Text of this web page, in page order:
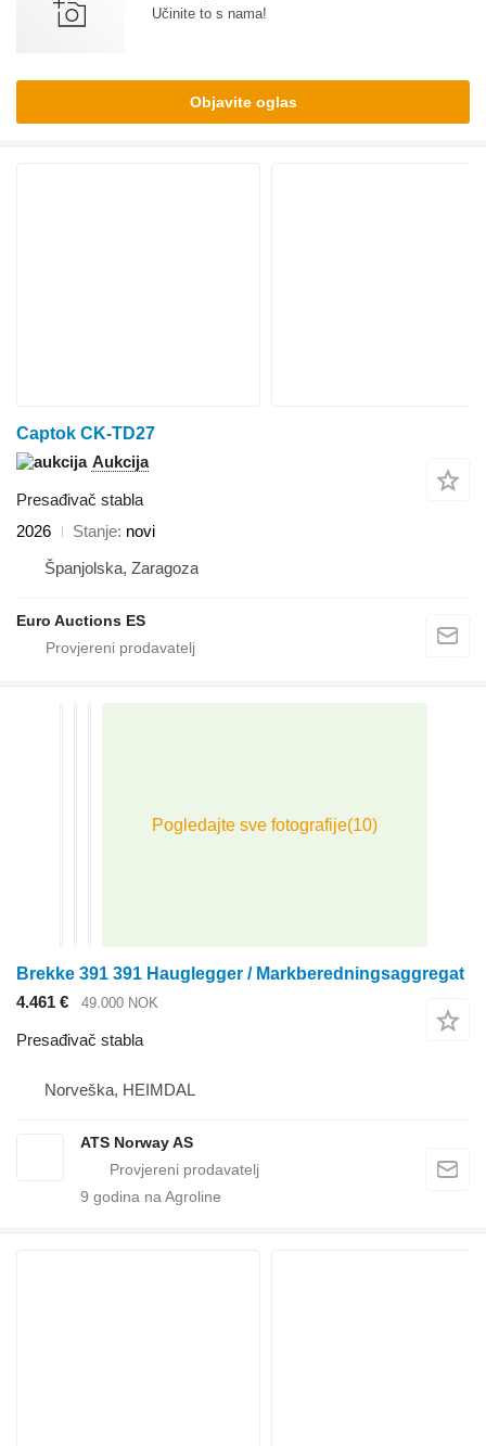
Učinite to s nama!
Objavite oglas
Captok CK-TD27
Aukcija
Presađivač stabla
2026
Stanje novi
Španjolska, Zaragoza
Euro Auctions ES
Brekke 391 391 Hauglegger / Markberedningsaggregat
4.461 €
49.000 NOK
Presađivač stabla
Norveška, HEIMDAL
ATS Norway AS
9 godina na Agroline